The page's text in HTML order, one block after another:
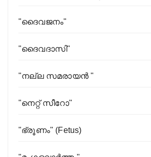
"ദൈവജനം"
"ദൈവദാസി"
"നല്ല സമരായന്‍ "
"നെറ്റ് സീറോ"
"ഭ്രൂണം" (Fetus)